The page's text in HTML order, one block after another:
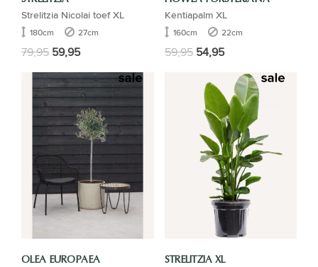
Strelitzia Nicolai toef XL
180cm 27cm
79,95 59,95
Kentiapalm XL
160cm 22cm
59,95 54,95
OLEA EUROPAEA STRELITZIA XL